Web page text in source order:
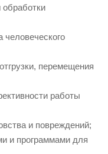
обработки
перемещения
работы
и повреждений;
и программами для